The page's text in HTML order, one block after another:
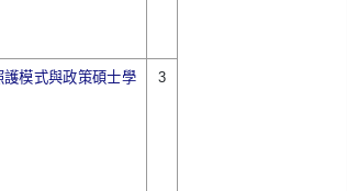
護模式與政策碩士學 3